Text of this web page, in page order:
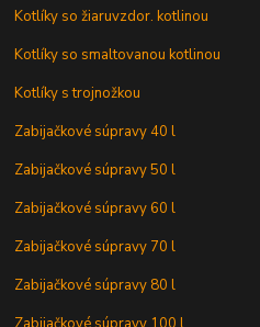
Kotlíky so žiaruvzdor. kotlinou
Kotlíky so smaltovanou kotlinou
Kotlíky s trojnožkou
Zabijačkové súpravy 40 l
Zabijačkové súpravy 50 l
Zabijačkové súpravy 60 l
Zabijačkové súpravy 70 l
Zabijačkové súpravy 80 l